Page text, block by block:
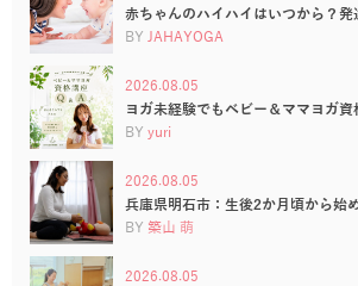
赤ちゃんのハイハイはいつから？
BY JAHAYOGA
2026.08.05
ヨガ未経験でもベビー＆ママヨガ資
BY yuri
2026.08.05
兵庫県明石市：生後2か月頃から始
BY 築山 萌
2026.08.05